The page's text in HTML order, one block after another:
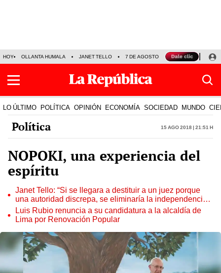
HOY OLLANTA HUMALA JANET TELLO 7 DE AGOSTO TINKA RESULTADOS
LO ÚLTIMO POLÍTICA OPINIÓN ECONOMÍA SOCIEDAD MUNDO
Política 15 Ago 2018 | 21:51 h
NOPOKI, una experiencia del
espíritu
Janet Tello: “Si se llegara a destituir a un juez porque
una autoridad discrepa, se eliminaría la independencia
judicial”
Luis Rubio renuncia a su candidatura a la alcaldía de
Lima por Renovación Popular